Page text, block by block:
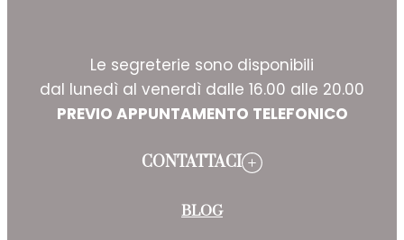
Le segreterie sono disponibili
dal lunedì al venerdì dalle 16.00 alle 20.00
PREVIO APPUNTAMENTO TELEFONICO
CONTATTACI
BLOG